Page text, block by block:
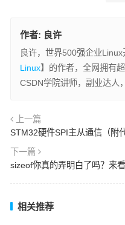
作者: 良许
良许，世界500强企业
Linux】的作者，全网拥有
CSDN学院讲师，副业达人
上一篇
STM32硬件SPI主从通信（附代
下一篇
sizeof你真的弄明白了吗？来
相关推荐